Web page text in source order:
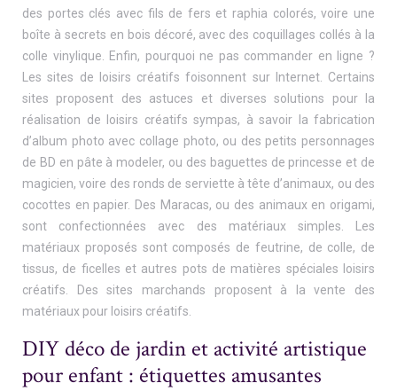
des portes clés avec fils de fers et raphia colorés, voire une
boîte à secrets en bois décoré, avec des coquillages collés à la
colle vinylique. Enfin, pourquoi ne pas commander en ligne ?
Les sites de loisirs créatifs foisonnent sur Internet. Certains
sites proposent des astuces et diverses solutions pour la
réalisation de loisirs créatifs sympas, à savoir la fabrication
d’album photo avec collage photo, ou des petits personnages
de BD en pâte à modeler, ou des baguettes de princesse et de
magicien, voire des ronds de serviette à tête d’animaux, ou des
cocottes en papier. Des Maracas, ou des animaux en origami,
sont confectionnées avec des matériaux simples. Les
matériaux proposés sont composés de feutrine, de colle, de
tissus, de ficelles et autres pots de matières spéciales loisirs
créatifs. Des sites marchands proposent à la vente des
matériaux pour loisirs créatifs.
DIY déco de jardin et activité artistique
pour enfant : étiquettes amusantes